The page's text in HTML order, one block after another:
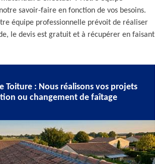
savoir-faire en fonction de vos besoins.
équipe professionnelle prévoit de réaliser
le devis est gratuit et à récupérer en faisant
Toiture : Nous réalisons vos projets
ou changement de faîtage